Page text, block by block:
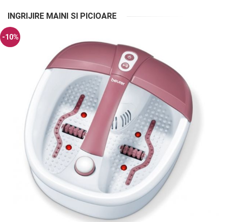
INGRIJIRE MAINI SI PICIOARE
-10%